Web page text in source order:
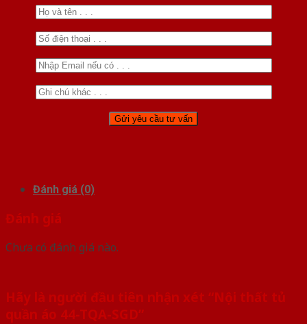
Đánh giá (0)
Đánh giá
Chưa có đánh giá nào.
Hãy là người đầu tiên nhận xét “Nội thất tủ
quần áo 44-TQA-SGD”